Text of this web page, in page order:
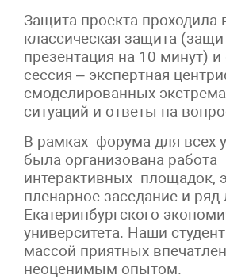
Защита проекта проходила
классическая защита
презентация на 10 минут)
сессия – экспертная
смоделированных
ситуаций и ответы на
В рамках форума для всех
была организована работа
интерактивных площадок,
пленарное заседание и ряд
Екатеринбургского
университета. Наши
массой приятных
неоценимым опытом.